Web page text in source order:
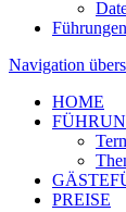
Navigation
HOME
PREISE